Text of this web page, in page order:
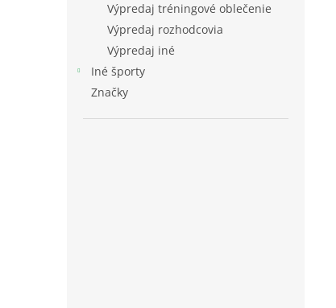
Výpredaj tréningové oblečenie
Výpredaj rozhodcovia
Výpredaj iné
Iné športy
Značky